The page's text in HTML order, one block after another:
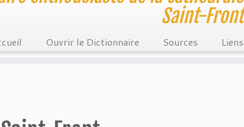
Saint-Front
Ouvrir le Dictionnaire Sources Liens